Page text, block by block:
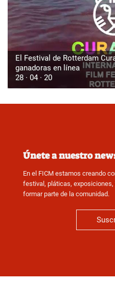
El Festival de Rotterdam
ganadoras en línea
28 · 04 · 20
Únete a nuestro
En el FICM estamos creando
festival, pláticas,
formar parte de la comunidad.